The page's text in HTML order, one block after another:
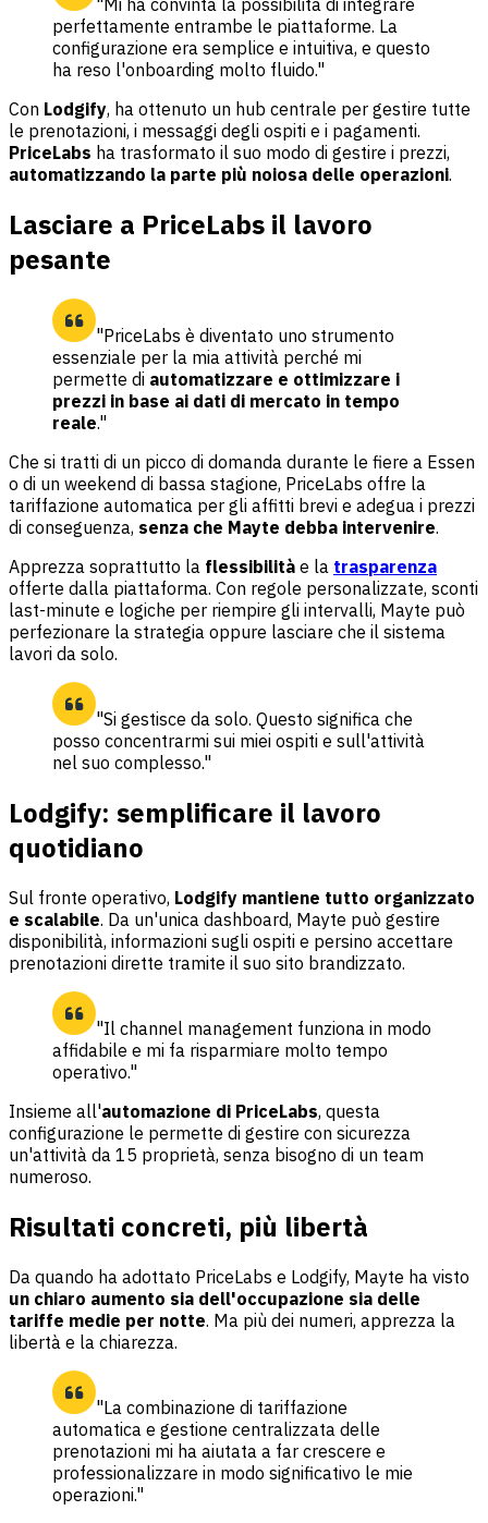
"Mi ha convinta la possibilità di integrare
perfettamente entrambe le piattaforme. La
configurazione era semplice e intuitiva, e questo
ha reso l'onboarding molto fluido."
Con Lodgify, ha ottenuto un hub centrale per gestire tutte
le prenotazioni, i messaggi degli ospiti e i pagamenti.
PriceLabs ha trasformato il suo modo di gestire i prezzi,
automatizzando la parte più noiosa delle operazioni.
Lasciare a PriceLabs il lavoro
pesante
"PriceLabs è diventato uno strumento
essenziale per la mia attività perché mi
permette di automatizzare e ottimizzare i
prezzi in base ai dati di mercato in tempo
reale."
Che si tratti di un picco di domanda durante le fiere a Essen
o di un weekend di bassa stagione, PriceLabs offre la
tariffazione automatica per gli affitti brevi e adegua i prezzi
di conseguenza, senza che Mayte debba intervenire.
Apprezza soprattutto la flessibilità e la trasparenza
offerte dalla piattaforma. Con regole personalizzate, sconti
last-minute e logiche per riempire gli intervalli, Mayte può
perfezionare la strategia oppure lasciare che il sistema
lavori da solo.
"Si gestisce da solo. Questo significa che
posso concentrarmi sui miei ospiti e sull'attività
nel suo complesso."
Lodgify: semplificare il lavoro
quotidiano
Sul fronte operativo, Lodgify mantiene tutto organizzato
e scalabile. Da un'unica dashboard, Mayte può gestire
disponibilità, informazioni sugli ospiti e persino accettare
prenotazioni dirette tramite il suo sito brandizzato.
"Il channel management funziona in modo
affidabile e mi fa risparmiare molto tempo
operativo."
Insieme all'automazione di PriceLabs, questa
configurazione le permette di gestire con sicurezza
un'attività da 15 proprietà, senza bisogno di un team
numeroso.
Risultati concreti, più libertà
Da quando ha adottato PriceLabs e Lodgify, Mayte ha visto
un chiaro aumento sia dell'occupazione sia delle
tariffe medie per notte. Ma più dei numeri, apprezza la
libertà e la chiarezza.
"La combinazione di tariffazione
automatica e gestione centralizzata delle
prenotazioni mi ha aiutata a far crescere e
professionalizzare in modo significativo le mie
operazioni."